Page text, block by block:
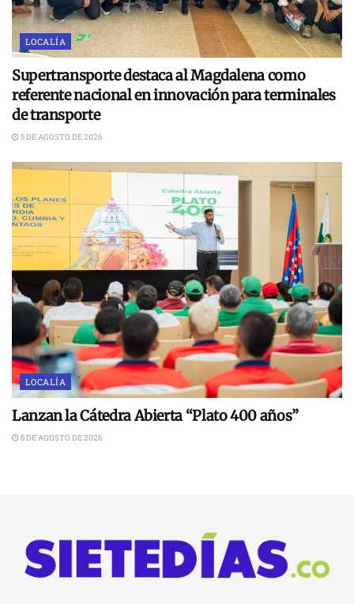
LOCALÍA
Supertransporte destaca al Magdalena como
referente nacional en innovación para terminales
de transporte
5 DE AGOSTO DE 2026
LOCALÍA
Lanzan la Cátedra Abierta “Plato 400 años”
5 DE AGOSTO DE 2026